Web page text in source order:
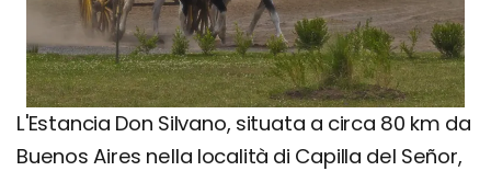
​L'Estancia Don Silvano, situata a circa 80 km da
Buenos Aires nella località di Capilla del Señor,